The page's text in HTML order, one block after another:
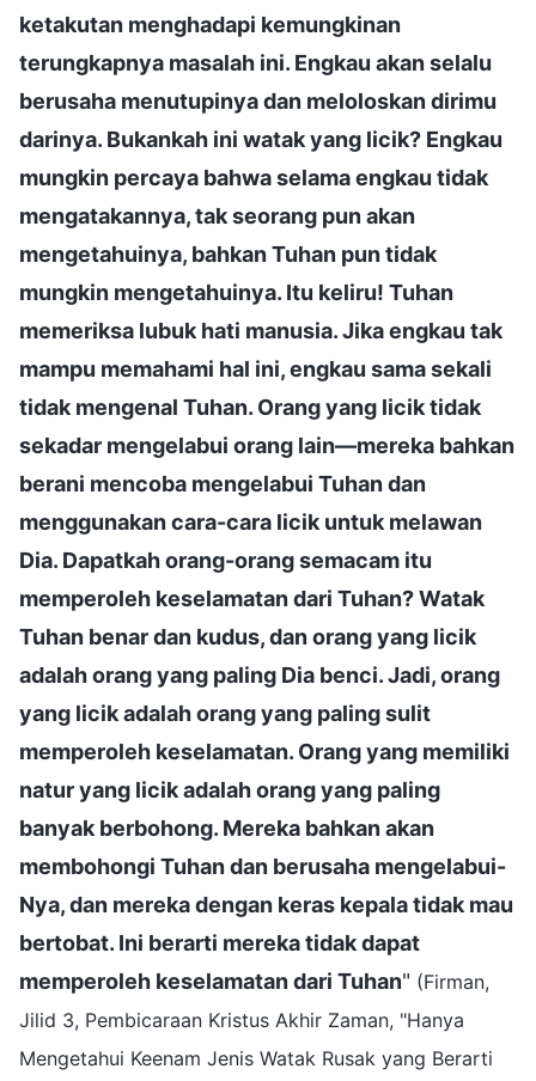
ketakutan menghadapi kemungkinan
terungkapnya masalah ini. Engkau akan selalu
berusaha menutupinya dan meloloskan dirimu
darinya. Bukankah ini watak yang licik? Engkau
mungkin percaya bahwa selama engkau tidak
mengatakannya, tak seorang pun akan
mengetahuinya, bahkan Tuhan pun tidak
mungkin mengetahuinya. Itu keliru! Tuhan
memeriksa lubuk hati manusia. Jika engkau tak
mampu memahami hal ini, engkau sama sekali
tidak mengenal Tuhan. Orang yang licik tidak
sekadar mengelabui orang lain—mereka bahkan
berani mencoba mengelabui Tuhan dan
menggunakan cara-cara licik untuk melawan
Dia. Dapatkah orang-orang semacam itu
memperoleh keselamatan dari Tuhan? Watak
Tuhan benar dan kudus, dan orang yang licik
adalah orang yang paling Dia benci. Jadi, orang
yang licik adalah orang yang paling sulit
memperoleh keselamatan. Orang yang memiliki
natur yang licik adalah orang yang paling
banyak berbohong. Mereka bahkan akan
membohongi Tuhan dan berusaha mengelabui-
Nya, dan mereka dengan keras kepala tidak mau
bertobat. Ini berarti mereka tidak dapat
memperoleh keselamatan dari Tuhan" (Firman,
Jilid 3, Pembicaraan Kristus Akhir Zaman, "Hanya
Mengetahui Keenam Jenis Watak Rusak yang Berarti